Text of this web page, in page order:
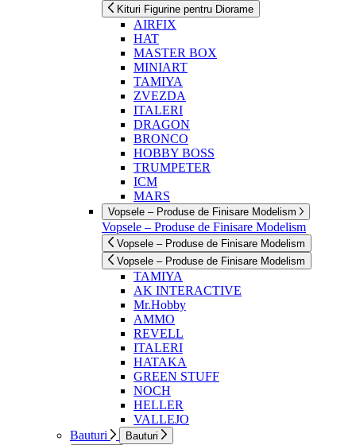
Kituri Figurine pentru Diorame
AIRFIX
HAT
MASTER BOX
MINIART
TAMIYA
ZVEZDA
ITALERI
DRAGON
BRONCO
HOBBY BOSS
TRUMPETER
ICM
MARS
Vopsele – Produse de Finisare Modelism
Vopsele – Produse de Finisare Modelism
Vopsele – Produse de Finisare Modelism
Vopsele – Produse de Finisare Modelism
TAMIYA
AK INTERACTIVE
Mr.Hobby
AMMO
REVELL
ITALERI
HATAKA
GREEN STUFF
NOCH
HELLER
VALLEJO
Bauturi
Bauturi